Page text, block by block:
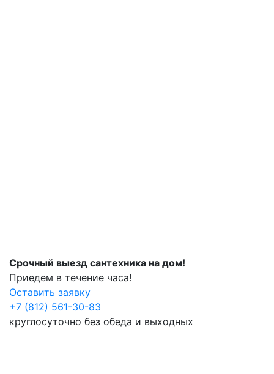
Срочный выезд сантехника на дом!
Приедем в течение часа!
Оставить заявку
+7 (812) 561-30-83
круглосуточно без обеда и выходных